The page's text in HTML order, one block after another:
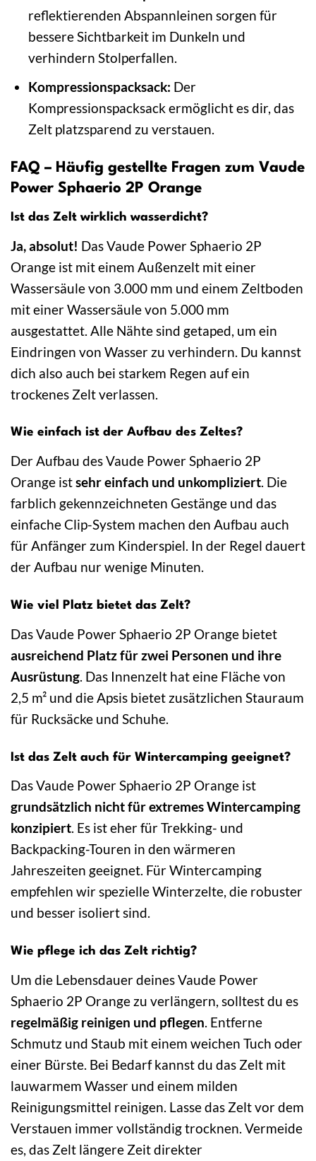
reflektierenden Abspannleinen sorgen für
bessere Sichtbarkeit im Dunkeln und
verhindern Stolperfallen.
Kompressionspacksack: Der
Kompressionspacksack ermöglicht es dir, das
Zelt platzsparend zu verstauen.
FAQ – Häufig gestellte Fragen zum Vaude
Power Sphaerio 2P Orange
Ist das Zelt wirklich wasserdicht?
Ja, absolut! Das Vaude Power Sphaerio 2P
Orange ist mit einem Außenzelt mit einer
Wassersäule von 3.000 mm und einem Zeltboden
mit einer Wassersäule von 5.000 mm
ausgestattet. Alle Nähte sind getaped, um ein
Eindringen von Wasser zu verhindern. Du kannst
dich also auch bei starkem Regen auf ein
trockenes Zelt verlassen.
Wie einfach ist der Aufbau des Zeltes?
Der Aufbau des Vaude Power Sphaerio 2P
Orange istsehr einfach und unkompliziert. Die
farblich gekennzeichneten Gestänge und das
einfache Clip-System machen den Aufbau auch
für Anfänger zum Kinderspiel. In der Regel dauert
der Aufbau nur wenige Minuten.
Wie viel Platz bietet das Zelt?
Das Vaude Power Sphaerio 2P Orange bietet
ausreichend Platz für zwei Personen und ihre
Ausrüstung. Das Innenzelt hat eine Fläche von
2,5 m² und die Apsis bietet zusätzlichen Stauraum
für Rucksäcke und Schuhe.
Ist das Zelt auch für Wintercamping geeignet?
Das Vaude Power Sphaerio 2P Orange ist
grundsätzlich nicht für extremes Wintercamping
konzipiert. Es ist eher für Trekking- und
Backpacking-Touren in den wärmeren
Jahreszeiten geeignet. Für Wintercamping
empfehlen wir spezielle Winterzelte, die robuster
und besser isoliert sind.
Wie pflege ich das Zelt richtig?
Um die Lebensdauer deines Vaude Power
Sphaerio 2P Orange zu verlängern, solltest du es
regelmäßig reinigen und pflegen. Entferne
Schmutz und Staub mit einem weichen Tuch oder
einer Bürste. Bei Bedarf kannst du das Zelt mit
lauwarmem Wasser und einem milden
Reinigungsmittel reinigen. Lasse das Zelt vor dem
Verstauen immer vollständig trocknen. Vermeide
es, das Zelt längere Zeit direkter